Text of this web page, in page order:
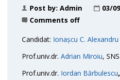
Post by: Admin
03/
Comments off
Candidat: Ionașcu C. Alexandru
Prof.univ.dr. Adrian Miroiu,
Prof.univ.dr. Iordan Bărbulescu,